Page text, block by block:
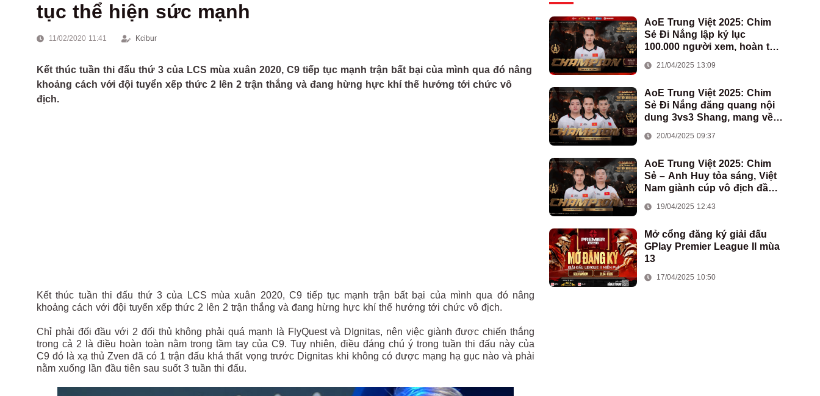
tục thể hiện sức mạnh
11/02/2020 11:41 Kcibur
Kết thúc tuần thi đấu thứ 3 của LCS mùa xuân 2020, C9 tiếp tục mạnh trận bất bại của mình qua đó nâng
khoảng cách với đội tuyển xếp thức 2 lên 2 trận thắng và đang hừng hực khí thế hướng tới chức vô
địch.
Kết thúc tuần thi đấu thứ 3 của LCS mùa xuân 2020, C9 tiếp tục mạnh trận bất bại của mình qua đó nâng
khoảng cách với đội tuyển xếp thức 2 lên 2 trận thắng và đang hừng hực khí thế hướng tới chức vô địch.
Chỉ phải đối đầu với 2 đối thủ không phải quá mạnh là FlyQuest và DIgnitas, nên việc giành được chiến thắng
trong cả 2 là điều hoàn toàn nằm trong tầm tay của C9. Tuy nhiên, điều đáng chú ý trong tuần thi đấu này của
C9 đó là xạ thủ Zven đã có 1 trận đấu khá thất vọng trước Dignitas khi không có được mạng hạ gục nào và phải
nằm xuống lần đầu tiên sau suốt 3 tuần thi đấu.
AoE Trung Việt 2025: Chim
Sẻ Đi Nắng lập kỷ lục
100.000 người xem, hoàn tất
Việt Nam
21/04/2025 13:09
AoE Trung Việt 2025: Chim
Sẻ Đi Nắng đăng quang nội
dung 3vs3 Shang, mang về
đoàn AoE Việt Nam
20/04/2025 09:37
AoE Trung Việt 2025: Chim
Sẻ – Anh Huy tỏa sáng, Việt
Nam giành cúp vô địch đầu
19/04/2025 12:43
Mở cổng đăng ký giải đấu
GPlay Premier League II mùa
13
17/04/2025 10:50